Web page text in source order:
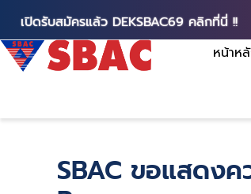
เปิดรับสมัครแล้ว DEKSBAC69 คลิกที่นี่ !!
หน้าห
SBAC ขอแสดง